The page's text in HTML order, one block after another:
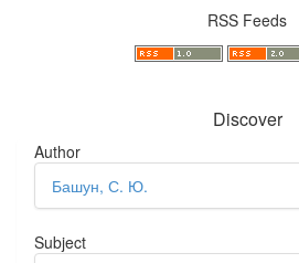
RSS Feeds
Discover
Author
Башун, С. Ю.
Subject